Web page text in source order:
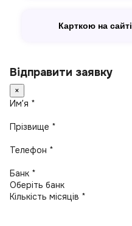
Карткою на сайті
Відправити заявку
×
Имʼя *
Прізвище *
Телефон *
Банк *
Кількість місяців *